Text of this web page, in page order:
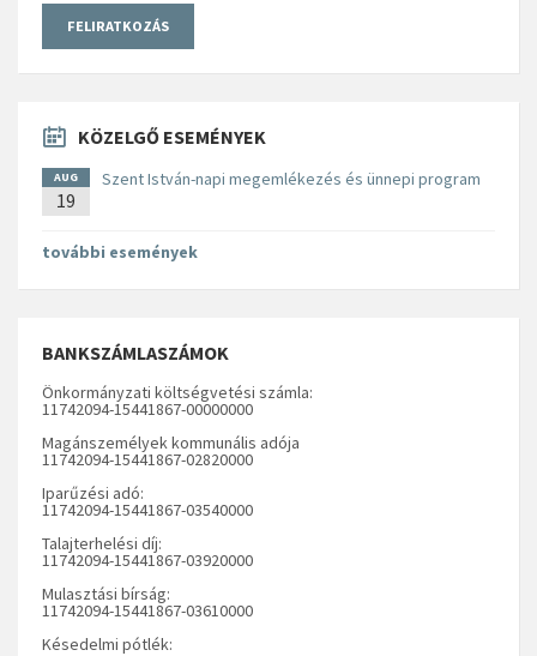
KÖZELGŐ ESEMÉNYEK
AUG
19
Szent István-napi megemlékezés és ünnepi program
további események
BANKSZÁMLASZÁMOK
Önkormányzati költségvetési számla:
11742094-15441867-00000000
Magánszemélyek kommunális adója
11742094-15441867-02820000
Iparűzési adó:
11742094-15441867-03540000
Talajterhelési díj:
11742094-15441867-03920000
Mulasztási bírság:
11742094-15441867-03610000
Késedelmi pótlék: